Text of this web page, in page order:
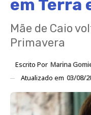
em Terra
Mãe de Caio
Primavera
Escrito Por Marina
Atualizado em 03/08/